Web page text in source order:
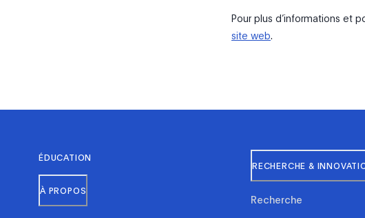
Pour plus d’informations et
site web.
ÉDUCATION
À PROPOS
RECHERCHE &
Recherche